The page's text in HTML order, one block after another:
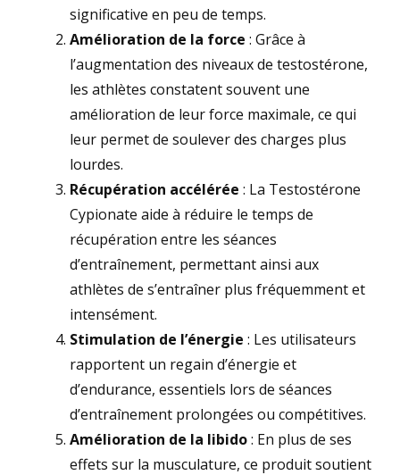
significative en peu de temps.
Amélioration de la force : Grâce à
l’augmentation des niveaux de testostérone,
les athlètes constatent souvent une
amélioration de leur force maximale, ce qui
leur permet de soulever des charges plus
lourdes.
Récupération accélérée : La Testostérone
Cypionate aide à réduire le temps de
récupération entre les séances
d’entraînement, permettant ainsi aux
athlètes de s’entraîner plus fréquemment et
intensément.
Stimulation de l’énergie : Les utilisateurs
rapportent un regain d’énergie et
d’endurance, essentiels lors de séances
d’entraînement prolongées ou compétitives.
Amélioration de la libido: En plus de ses
effets sur la musculature, ce produit soutient